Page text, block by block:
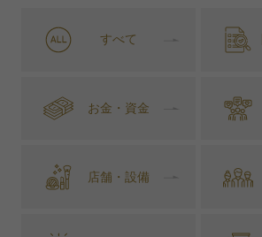
すべて
お金・資金
店舗・設備